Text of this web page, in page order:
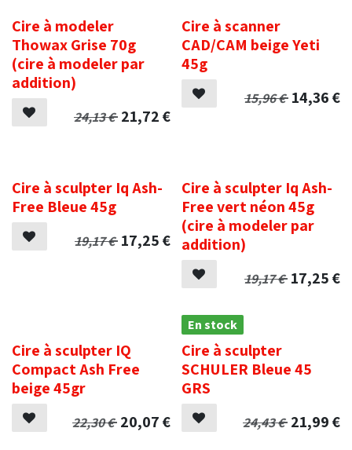
Cire à modeler
Thowax Grise 70g
(cire à modeler par
addition)
24,13€ 21,72€
Cire à scanner
CAD/CAM beige Yeti
45g
15,96€ 14,36€
Cire à sculpter Iq Ash-
Free Bleue 45g
19,17€ 17,25€
Cire à sculpter Iq Ash-
Free vert néon 45g
(cire à modeler par
addition)
19,17€ 17,25€
Cire à sculpter IQ
Compact Ash Free
beige 45gr
22,30€ 20,07€
En stock
Cire à sculpter
SCHULER Bleue 45
GRS
24,43€ 21,99€